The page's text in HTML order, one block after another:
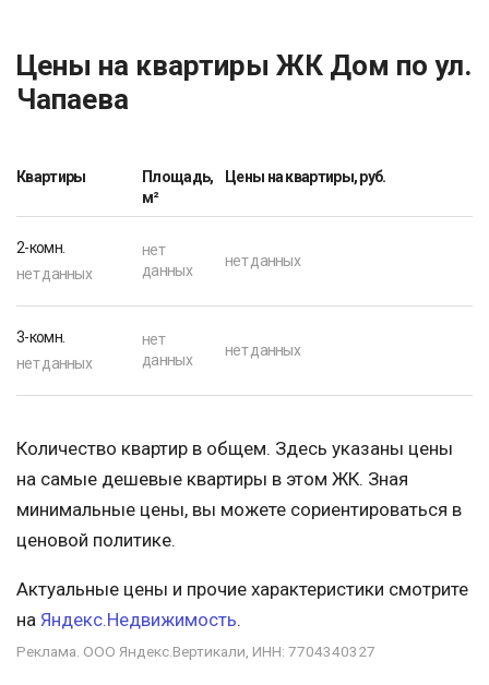
Цены на квартиры ЖК Дом по ул.
Чапаева
Квартиры
Площадь,
м²
Цены на квартиры, руб.
2-комн.
нет данных
нет
данных
нет данных
3-комн.
нет данных
нет
данных
нет данных
Количество квартир в общем. Здесь указаны цены
на самые дешевые квартиры в этом ЖК. Зная
минимальные цены, вы можете сориентироваться в
ценовой политике.
Актуальные цены и прочие характеристики смотрите
на Яндекс.Недвижимость.
Реклама. ООО Яндекс.Вертикали, ИНН: 7704340327